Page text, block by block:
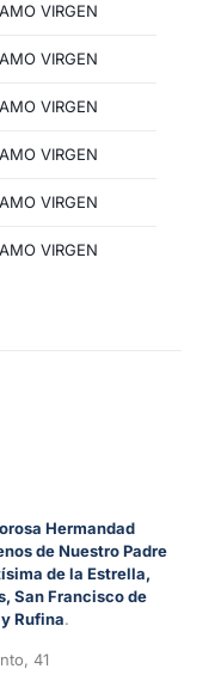
VIRGEN
VIRGEN
VIRGEN
VIRGEN
VIRGEN
VIRGEN
Hermandad
de Nuestro Padre
de la Estrella,
San Francisco de
Rufina.
41